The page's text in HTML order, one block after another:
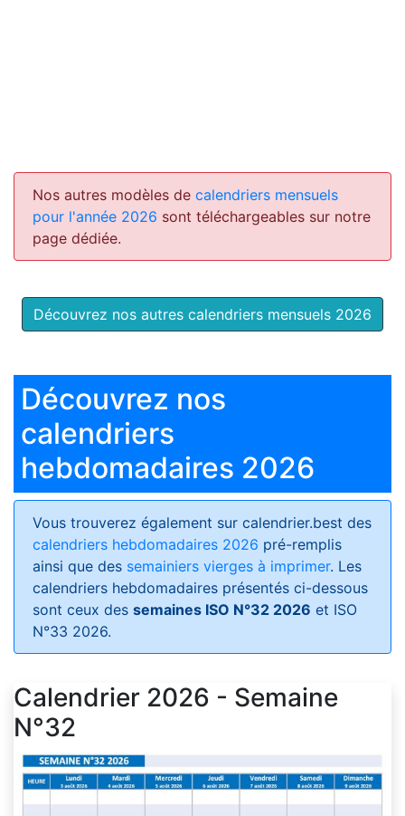
Nos autres modèles de calendriers mensuels
pour l'année 2026 sont téléchargeables sur notre
page dédiée.
Découvrez nos autres calendriers mensuels 2026
Découvrez nos
calendriers
hebdomadaires 2026
Vous trouverez également sur calendrier.best des
calendriers hebdomadaires 2026 pré-remplis
ainsi que des semainiers vierges à imprimer. Les
calendriers hebdomadaires présentés ci-dessous
sont ceux des semaines ISO N°32 2026 et ISO
N°33 2026.
Calendrier 2026 - Semaine
N°32